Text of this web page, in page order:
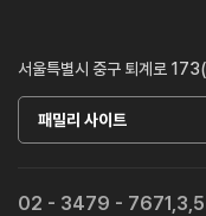
서울특별시 중구 퇴계로
패밀리 사이트
02 - 3479 - 7671,3,5